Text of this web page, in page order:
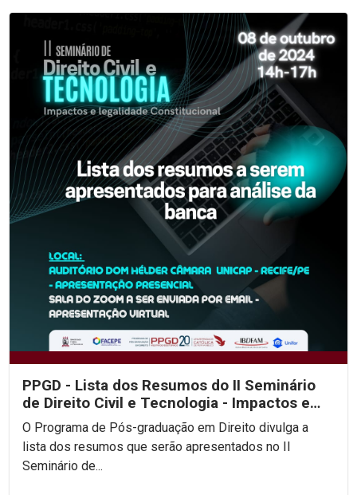
PPGD - Lista dos Resumos do II Seminário
de Direito Civil e Tecnologia - Impactos e
Legalidade...
O Programa de Pós-graduação em Direito divulga a
lista dos resumos que serão apresentados no II
Seminário de...